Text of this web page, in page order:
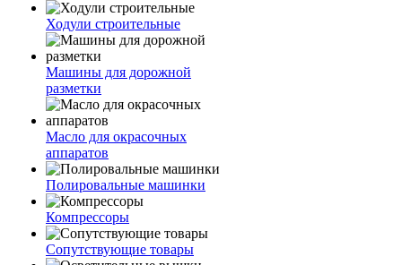
Ходули строительные
Машины для дорожной
разметки
Масло для окрасочных
аппаратов
Полировальные машинки
Компрессоры
Сопутствующие товары